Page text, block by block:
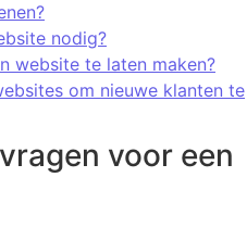
nodig?
website te laten maken?
om nieuwe klanten te
voor een